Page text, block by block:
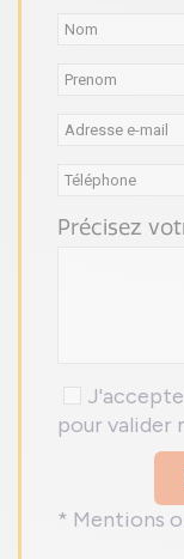
Précisez
pour valider
* Mentions